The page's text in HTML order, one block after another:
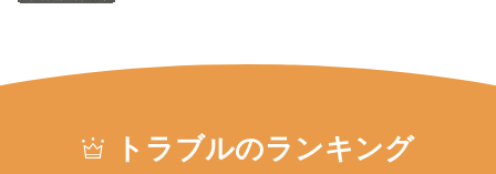
トラブルのランキング